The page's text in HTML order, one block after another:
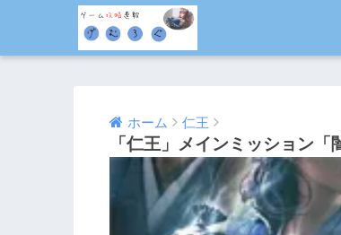
ホーム 仁王
「仁王」メインミッション
2017/02/09